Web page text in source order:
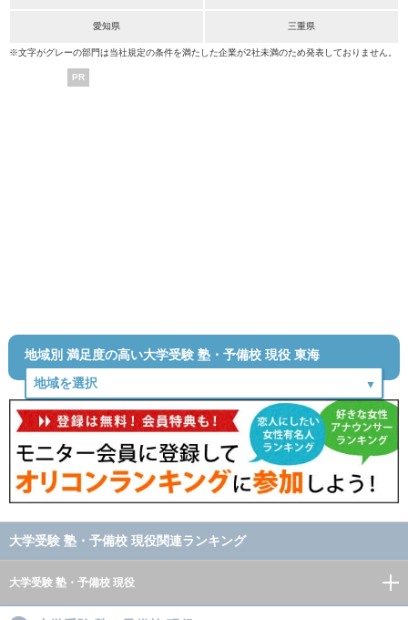
愛知県 三重県
※文字がグレーの部門は当社規定の条件を満たした企業が2社未満のため発表しておりません。
PR
地域別 満足度の高い大学受験 塾・予備校 現役 東海
大学受験 塾・予備校 現役関連ランキング
大学受験 塾・予備校 現役